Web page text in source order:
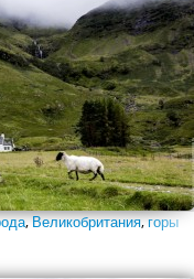
,Великобритания,горы